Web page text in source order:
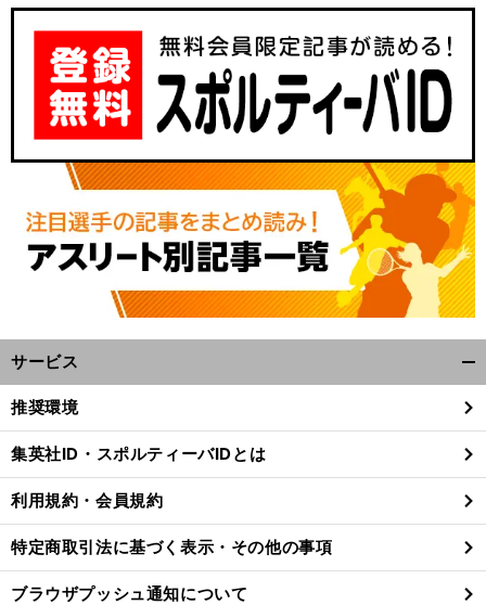
ッカー日本代表の９月のメキシコ戦はオークランド
コロシアムで開催「
球場でサッカー
の歴史
サービス
閉
る
推奨環境
集英社ID・スポルティーバIDとは
利用規約・会員規約
特定商取引法に基づく表示・その他の事項
ブラウザプッシュ通知について